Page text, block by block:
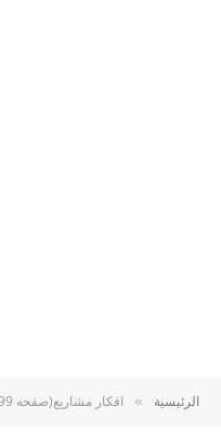
الرئيسية » افكار مشاريع(صفحه 199)